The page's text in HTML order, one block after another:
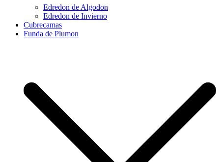
Edredon de Algodon
Edredon de Invierno
Cubrecamas
Funda de Plumon